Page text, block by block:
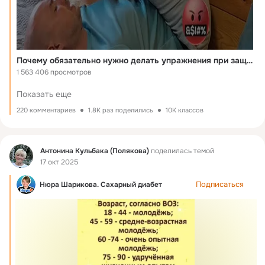
Микроразгрузка и растяжение способствуют улучшению
нервной проводимости и уменьшению сдавления нерва.
Именно поэтому лечебная физкультура — важный
компонент лечения защемления седалищного нерва.
Главное — выполнять упражнения правильно.
Почему обязательно нужно делать упражнения при защемлении седалищного нерва?
1 563 406 просмотров
Показать еще
220 комментариев 1.8K раз поделились 10K классов
Фид Антонина Кульбака (Полякова)поделилась темой
17 окт 2025
Нюра Шарикова. Сахарный диабет Подписаться